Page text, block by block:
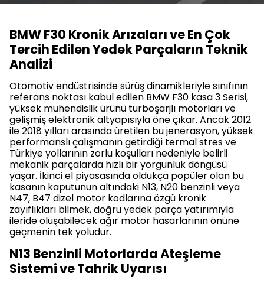
BMW F30 Kronik Arızaları ve En Çok
Tercih Edilen Yedek Parçaların Teknik
Analizi
Otomotiv endüstrisinde sürüş dinamikleriyle sınıfının
referans noktası kabul edilen BMW F30 kasa 3 Serisi,
yüksek mühendislik ürünü turboşarjlı motorları ve
gelişmiş elektronik altyapısıyla öne çıkar. Ancak 2012
ile 2018 yılları arasında üretilen bu jenerasyon, yüksek
performanslı çalışmanın getirdiği termal stres ve
Türkiye yollarının zorlu koşulları nedeniyle belirli
mekanik parçalarda hızlı bir yorgunluk döngüsü
yaşar. İkinci el piyasasında oldukça popüler olan bu
kasanın kaputunun altındaki N13, N20 benzinli veya
N47, B47 dizel motor kodlarına özgü kronik
zayıflıkları bilmek, doğru yedek parça yatırımıyla
ileride oluşabilecek ağır motor hasarlarının önüne
geçmenin tek yoludur.
N13 Benzinli Motorlarda Ateşleme
Sistemi ve Tahrik Uyarısı